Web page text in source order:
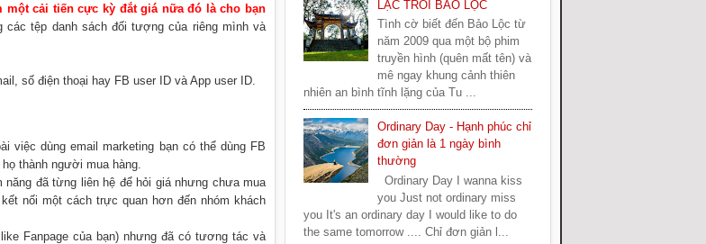
một cải tiến cực kỳ đắt giá nữa đó là cho bạn
các tệp danh sách đối tượng của riêng mình và
số điện thoại hay FB user ID và App user ID.
việc dùng email marketing bạn có thể dùng FB
thành người mua hàng.
đã từng liên hệ để hỏi giá nhưng chưa mua
nối một cách trực quan hơn đến nhóm khách
Fanpage của bạn) nhưng đã có tương tác và
LẠC TRÔI BẢO LỘC
Tình cờ biết đến Bảo Lộc từ
năm 2009 qua một bộ phim
truyền hình (quên mất tên) và
mê ngay khung cảnh thiên
nhiên an bình tĩnh lặng của Tu ...
Ordinary Day - Hạnh phúc chỉ
đơn giản là 1 ngày bình
thường
Ordinary Day I wanna kiss
you Just not ordinary miss
you It's an ordinary day I would like to do
the same tomorrow .... Chỉ đơn giản l...